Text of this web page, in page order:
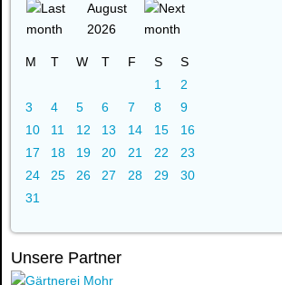
August
2026
M T W T F S
S
1
2
3
4 5 6 7 8
9
10
11 12 13 14 15
16
17
18 19 20 21 22
23
24
25 26 27 28 29
30
31
Unsere Partner